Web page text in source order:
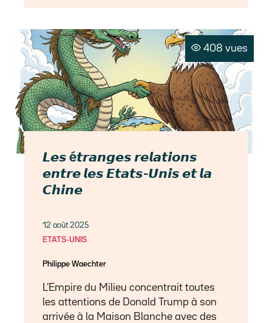
408 vues
𝙇𝙚𝙨 é𝙩𝙧𝙖𝙣𝙜𝙚𝙨 𝙧𝙚𝙡𝙖𝙩𝙞𝙤𝙣𝙨
𝙚𝙣𝙩𝙧𝙚 𝙡𝙚𝙨 𝙀𝙩𝙖𝙩𝙨-𝙐𝙣𝙞𝙨 𝙚𝙩 𝙡𝙖
𝘾𝙝𝙞𝙣𝙚
12 août 2025
ETATS-UNIS
Philippe Waechter
L’Empire du Milieu concentrait toutes
les attentions de Donald Trump à son
arrivée à la Maison Blanche avec des